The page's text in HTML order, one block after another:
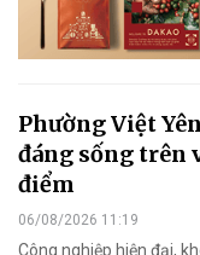
Phường Việt
đáng sống trên
điểm
06/08/2026 11:19
Công nghiệp hiện đại,